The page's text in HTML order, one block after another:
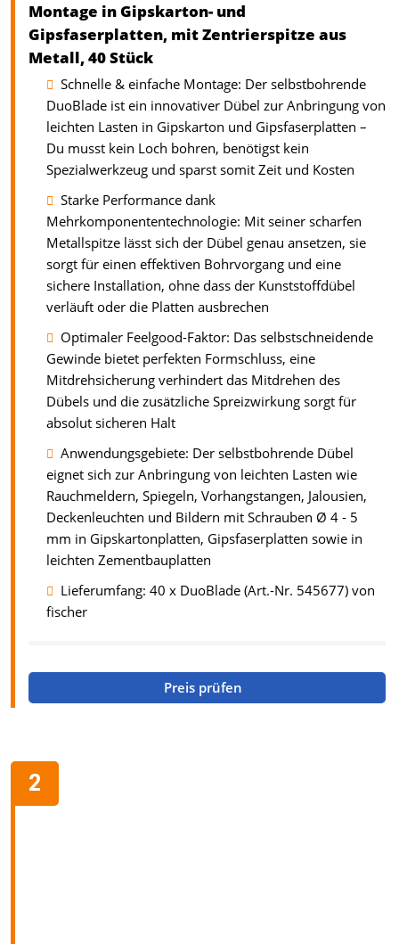
Montage in Gipskarton- und
Gipsfaserplatten, mit Zentrierspitze aus
Metall, 40 Stück
Schnelle & einfache Montage: Der selbstbohrende
DuoBlade ist ein innovativer Dübel zur Anbringung von
leichten Lasten in Gipskarton und Gipsfaserplatten –
Du musst kein Loch bohren, benötigst kein
Spezialwerkzeug und sparst somit Zeit und Kosten
Starke Performance dank
Mehrkomponententechnologie: Mit seiner scharfen
Metallspitze lässt sich der Dübel genau ansetzen, sie
sorgt für einen effektiven Bohrvorgang und eine
sichere Installation, ohne dass der Kunststoffdübel
verläuft oder die Platten ausbrechen
Optimaler Feelgood-Faktor: Das selbstschneidende
Gewinde bietet perfekten Formschluss, eine
Mitdrehsicherung verhindert das Mitdrehen des
Dübels und die zusätzliche Spreizwirkung sorgt für
absolut sicheren Halt
Anwendungsgebiete: Der selbstbohrende Dübel
eignet sich zur Anbringung von leichten Lasten wie
Rauchmeldern, Spiegeln, Vorhangstangen, Jalousien,
Deckenleuchten und Bildern mit Schrauben Ø 4 - 5
mm in Gipskartonplatten, Gipsfaserplatten sowie in
leichten Zementbauplatten
Lieferumfang: 40 x DuoBlade (Art.-Nr. 545677) von
fischer
Preis prüfen